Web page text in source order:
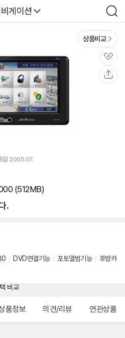
와
게이션
검
색
상품비교
관
심
월 2005.07.
(512MB)
.
/ DVD연결기능 / 포토앨범기능 / 후방카
품정보 의견/리뷰 연관상품